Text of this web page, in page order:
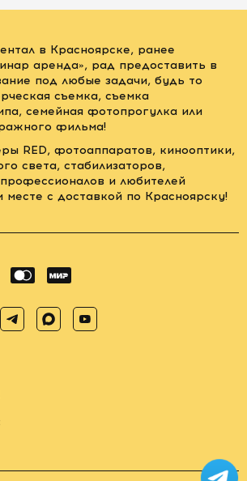
в Красноярске, ранее
аренда», рад предоставить в
под любые задачи, будь то
съемка, съемка
семейная фотопрогулка или
фильма!
RED, фотоаппаратов, кинооптики,
света, стабилизаторов,
и любителей
месте с доставкой по Красноярску!